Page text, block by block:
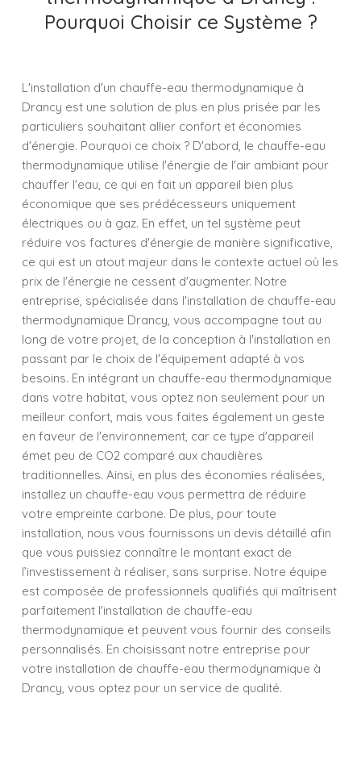
Pourquoi Choisir ce Système ?
L'installation d'un chauffe-eau thermodynamique à
Drancy est une solution de plus en plus prisée par les
particuliers souhaitant allier confort et économies
d'énergie. Pourquoi ce choix ? D'abord, le chauffe-eau
thermodynamique utilise l'énergie de l'air ambiant pour
chauffer l'eau, ce qui en fait un appareil bien plus
économique que ses prédécesseurs uniquement
électriques ou à gaz. En effet, un tel système peut
réduire vos factures d'énergie de manière significative,
ce qui est un atout majeur dans le contexte actuel où les
prix de l'énergie ne cessent d'augmenter. Notre
entreprise, spécialisée dans l'installation de chauffe-eau
thermodynamique Drancy, vous accompagne tout au
long de votre projet, de la conception à l'installation en
passant par le choix de l'équipement adapté à vos
besoins. En intégrant un chauffe-eau thermodynamique
dans votre habitat, vous optez non seulement pour un
meilleur confort, mais vous faites également un geste
en faveur de l'environnement, car ce type d'appareil
émet peu de CO2 comparé aux chaudières
traditionnelles. Ainsi, en plus des économies réalisées,
installez un chauffe-eau vous permettra de réduire
votre empreinte carbone. De plus, pour toute
installation, nous vous fournissons un devis détaillé afin
que vous puissiez connaître le montant exact de
l’investissement à réaliser, sans surprise. Notre équipe
est composée de professionnels qualifiés qui maîtrisent
parfaitement l'installation de chauffe-eau
thermodynamique et peuvent vous fournir des conseils
personnalisés. En choisissant notre entreprise pour
votre installation de chauffe-eau thermodynamique à
Drancy, vous optez pour un service de qualité.